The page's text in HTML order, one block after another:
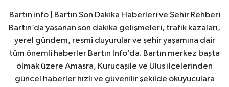
Bartın info | Bartın Son Dakika Haberleri ve Şehir Rehberi
Bartın’da yaşanan son dakika gelişmeleri, trafik kazaları,
yerel gündem, resmi duyurular ve şehir yaşamına dair
tüm önemli haberler Bartın İnfo’da. Bartın merkez başta
olmak üzere Amasra, Kurucaşile ve Ulus ilçelerinden
güncel haberler hızlı ve güvenilir şekilde okuyuculara